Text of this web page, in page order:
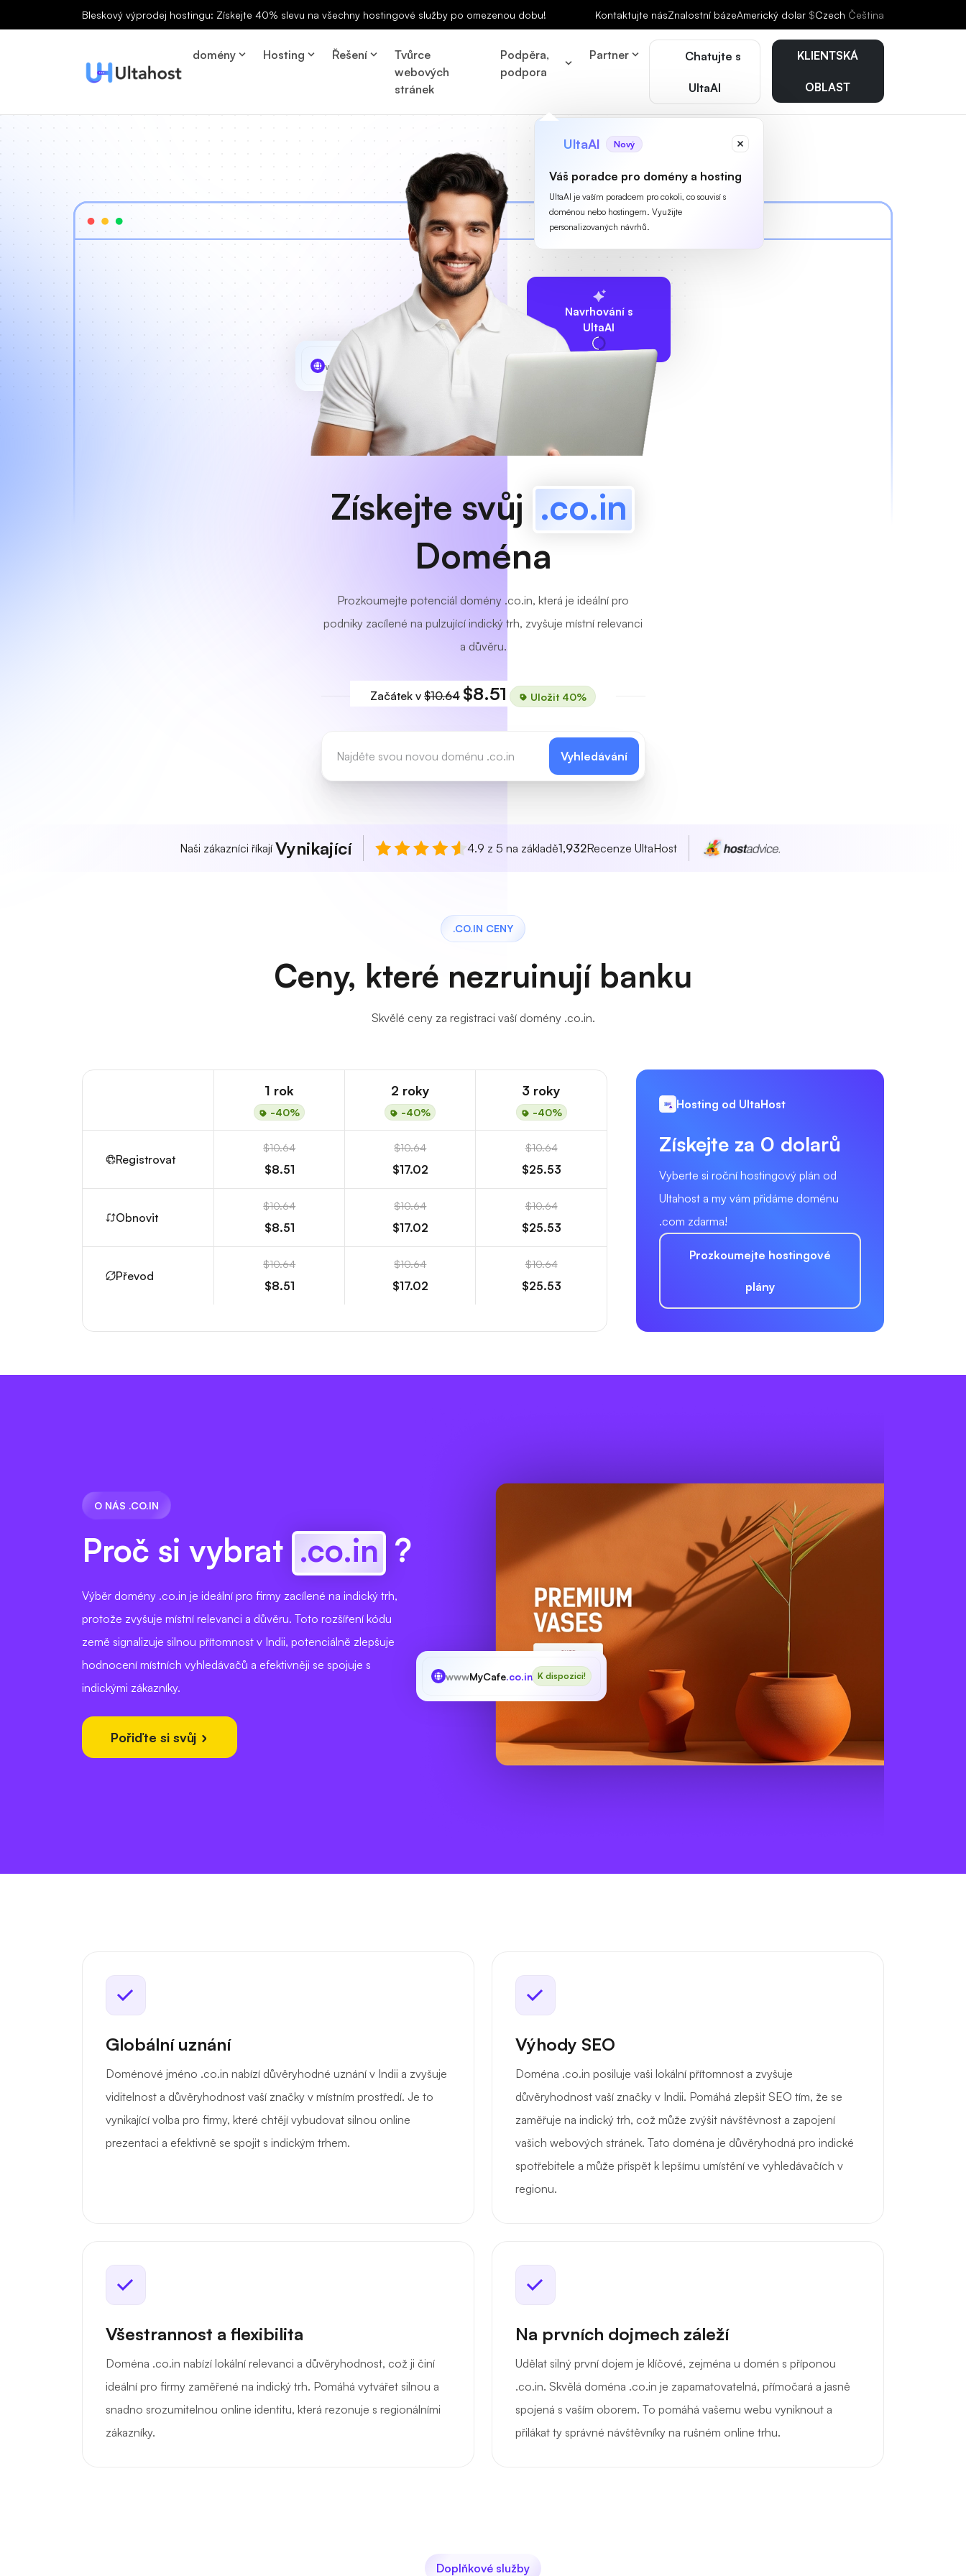
Bleskový výprodej hostingu: Získejte 40% slevu na všechny hostingové služby po omezenou dobu! Kontaktujte násZnalostní bázeAmerický dolar $Czech Čeština
domény Hosting Řešení
Tvůrce
webových
stránek
Podpěra,
podpora
Partner Chatujte s
UltaAI
UltaAI Nový
Váš poradce pro domény a hosting
UltaAI je vaším poradcem pro cokoli, co souvisí s
doménou nebo hostingem. Využijte
personalizovaných návrhů.
KLIENTSKÁ
OBLAST
Navrhování s
UltaAI
www MyCafe
Získejte svůj .co.in
Doména
Prozkoumejte potenciál domény .co.in, která je ideální pro
podniky zacílené na pulzující indický trh, zvyšuje místní relevanci
a důvěru.
Začátek v $10.64 $8.51 Uložit 40%
Vyhledávání
Naši zákazníci říkají Vynikající 4.9 z 5 na základě1,932Recenze UltaHost
.CO.IN CENY
Ceny, které nezruinují banku
Skvělé ceny za registraci vaší domény .co.in.
1 rok
-40%
2 roky
-40%
3 roky
-40%
Registrovat
$10.64
$8.51
$10.64
$17.02
$10.64
$25.53
Obnovit
$10.64
$8.51
$10.64
$17.02
$10.64
$25.53
Převod
$10.64
$8.51
$10.64
$17.02
$10.64
$25.53
Hosting od UltaHost
Získejte za 0 dolarů
Vyberte si roční hostingový plán od
Ultahost a my vám přidáme doménu
.com zdarma!
Prozkoumejte hostingové
plány
O NÁS .CO.IN
Proč si vybrat .co.in ?
Výběr domény .co.in je ideální pro firmy zacílené na indický trh,
protože zvyšuje místní relevanci a důvěru. Toto rozšíření kódu
země signalizuje silnou přítomnost v Indii, potenciálně zlepšuje
hodnocení místních vyhledávačů a efektivněji se spojuje s
indickými zákazníky.
Pořiďte si svůj
wwwMyCafe.co.in K dispozici!
Globální uznání
Doménové jméno .co.in nabízí důvěryhodné uznání v Indii a zvyšuje
viditelnost a důvěryhodnost vaší značky v místním prostředí. Je to
vynikající volba pro firmy, které chtějí vybudovat silnou online
prezentaci a efektivně se spojit s indickým trhem.
Výhody SEO
Doména .co.in posiluje vaši lokální přítomnost a zvyšuje
důvěryhodnost vaší značky v Indii. Pomáhá zlepšit SEO tím, že se
zaměřuje na indický trh, což může zvýšit návštěvnost a zapojení
vašich webových stránek. Tato doména je důvěryhodná pro indické
spotřebitele a může přispět k lepšímu umístění ve vyhledávačích v
regionu.
Všestrannost a flexibilita
Doména .co.in nabízí lokální relevanci a důvěryhodnost, což ji činí
ideální pro firmy zaměřené na indický trh. Pomáhá vytvářet silnou a
snadno srozumitelnou online identitu, která rezonuje s regionálními
zákazníky.
Na prvních dojmech záleží
Udělat silný první dojem je klíčové, zejména u domén s příponou
.co.in. Skvělá doména .co.in je zapamatovatelná, přímočará a jasně
spojená s vaším oborem. To pomáhá vašemu webu vyniknout a
přilákat ty správné návštěvníky na rušném online trhu.
Doplňkové služby